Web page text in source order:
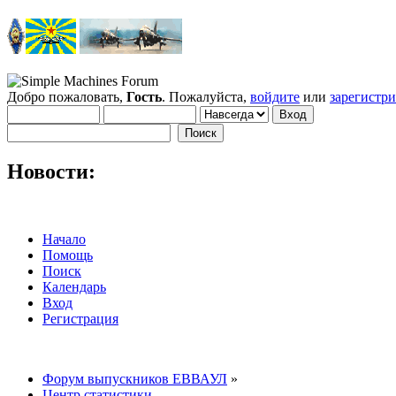
Добро пожаловать, Гость. Пожалуйста, войдите или
Новости:
Начало
Помощь
Поиск
Календарь
Вход
Регистрация
Форум выпускников ЕВВАУЛ »